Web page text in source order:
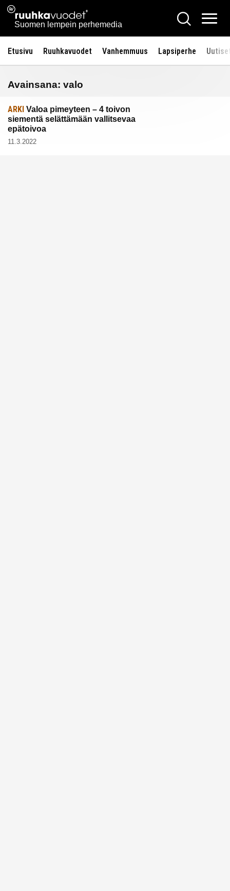
Siirry
sisältöön
Ruuhkavuodet.fi
Suomen lempein perhemedia
Hae
Etusivu Ruuhkavuodet Vanhemmuus Lapsiperhe
Avainsana: valo
ARKI Valoa pimeyteen – 4 toivon
siementä selättämään vallitsevaa
epätoivoa
11.3.2022